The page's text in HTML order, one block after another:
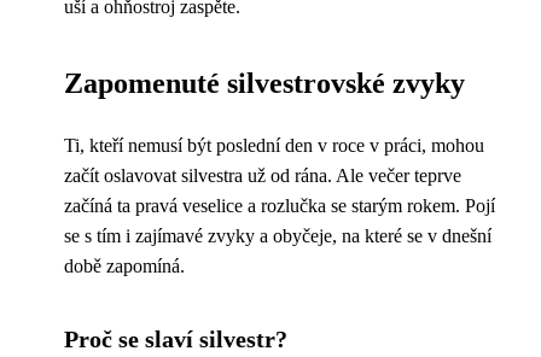
uší a ohňostroj zaspěte.
Zapomenuté silvestrovské zvyky
Ti, kteří nemusí být poslední den v roce v práci, mohou
začít oslavovat silvestra už od rána. Ale večer teprve
začíná ta pravá veselice a rozlučka se starým rokem. Pojí
se s tím i zajímavé zvyky a obyčeje, na které se v dnešní
době zapomíná.
Proč se slaví silvestr?